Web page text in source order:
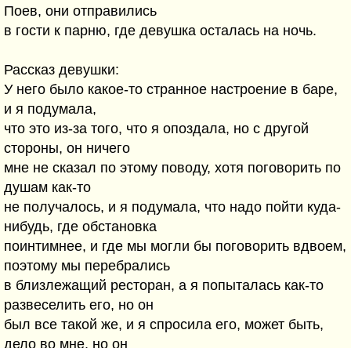
Поев, они отправились
в гости к парню, где девушка осталась на ночь.
Рассказ девушки:
У него было какое-то странное настроение в баре,
и я подумала,
что это из-за того, что я опоздала, но с другой
стороны, он ничего
мне не сказал по этому поводу, хотя поговорить по
душам как-то
не получалось, и я подумала, что надо пойти куда-
нибудь, где обстановка
поинтимнее, и где мы могли бы поговорить вдвоем,
поэтому мы перебрались
в близлежащий ресторан, а я попыталась как-то
развеселить его, но он
был все такой же, и я спросила его, может быть,
дело во мне, но он